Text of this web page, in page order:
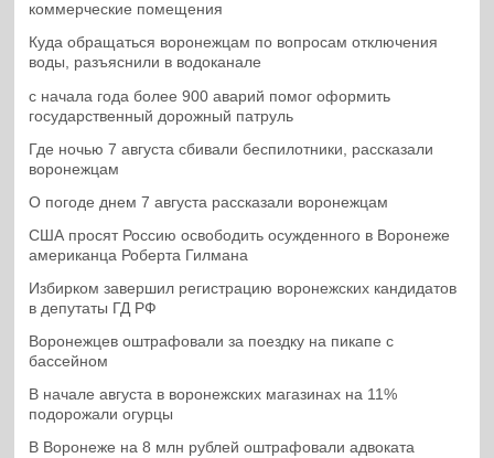
коммерческие помещения
Куда обращаться воронежцам по вопросам отключения
воды, разъяснили в водоканале
с начала года более 900 аварий помог оформить
государственный дорожный патруль
Где ночью 7 августа сбивали беспилотники, рассказали
воронежцам
О погоде днем 7 августа рассказали воронежцам
США просят Россию освободить осужденного в Воронеже
американца Роберта Гилмана
Избирком завершил регистрацию воронежских кандидатов
в депутаты ГД РФ
Воронежцев оштрафовали за поездку на пикапе с
бассейном
В начале августа в воронежских магазинах на 11%
подорожали огурцы
В Воронеже на 8 млн рублей оштрафовали адвоката